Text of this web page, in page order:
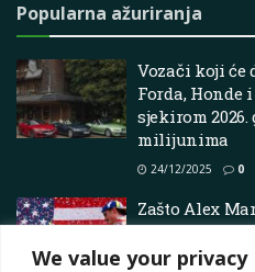
We value your privacy
Popularna ažuriranja
Vozači koji će
Forda, Honde
sjekirom
milijunima
24/12/2025 0
Zašto Alex
mentalni blok
bratom Marcom